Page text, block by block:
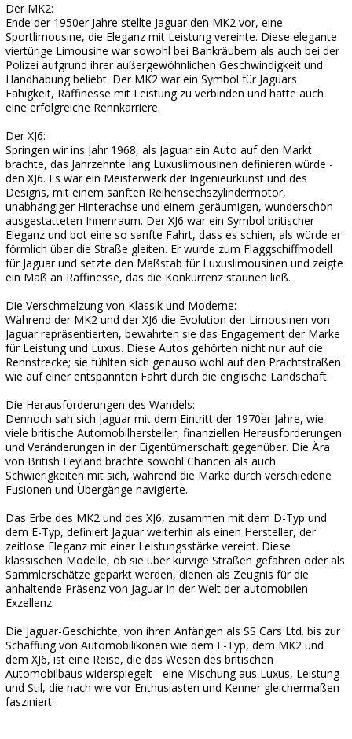
Der MK2:
Ende der 1950er Jahre stellte Jaguar den MK2 vor, eine
Sportlimousine, die Eleganz mit Leistung vereinte. Diese elegante
viertürige Limousine war sowohl bei Bankräubern als auch bei der
Polizei aufgrund ihrer außergewöhnlichen Geschwindigkeit und
Handhabung beliebt. Der MK2 war ein Symbol für Jaguars
Fähigkeit, Raffinesse mit Leistung zu verbinden und hatte auch
eine erfolgreiche Rennkarriere.
Der XJ6:
Springen wir ins Jahr 1968, als Jaguar ein Auto auf den Markt
brachte, das Jahrzehnte lang Luxuslimousinen definieren würde -
den XJ6. Es war ein Meisterwerk der Ingenieurkunst und des
Designs, mit einem sanften Reihensechszylindermotor,
unabhängiger Hinterachse und einem geräumigen, wunderschön
ausgestatteten Innenraum. Der XJ6 war ein Symbol britischer
Eleganz und bot eine so sanfte Fahrt, dass es schien, als würde er
förmlich über die Straße gleiten. Er wurde zum Flaggschiffmodell
für Jaguar und setzte den Maßstab für Luxuslimousinen und zeigte
ein Maß an Raffinesse, das die Konkurrenz staunen ließ.
Die Verschmelzung von Klassik und Moderne:
Während der MK2 und der XJ6 die Evolution der Limousinen von
Jaguar repräsentierten, bewahrten sie das Engagement der Marke
für Leistung und Luxus. Diese Autos gehörten nicht nur auf die
Rennstrecke; sie fühlten sich genauso wohl auf den Prachtstraßen
wie auf einer entspannten Fahrt durch die englische Landschaft.
Die Herausforderungen des Wandels:
Dennoch sah sich Jaguar mit dem Eintritt der 1970er Jahre, wie
viele britische Automobilhersteller, finanziellen Herausforderungen
und Veränderungen in der Eigentümerschaft gegenüber. Die Ära
von British Leyland brachte sowohl Chancen als auch
Schwierigkeiten mit sich, während die Marke durch verschiedene
Fusionen und Übergänge navigierte.
Das Erbe des MK2 und des XJ6, zusammen mit dem D-Typ und
dem E-Typ, definiert Jaguar weiterhin als einen Hersteller, der
zeitlose Eleganz mit einer Leistungsstärke vereint. Diese
klassischen Modelle, ob sie über kurvige Straßen gefahren oder als
Sammlerschätze geparkt werden, dienen als Zeugnis für die
anhaltende Präsenz von Jaguar in der Welt der automobilen
Exzellenz.
Die Jaguar-Geschichte, von ihren Anfängen als SS Cars Ltd. bis zur
Schaffung von Automobilikonen wie dem E-Typ, dem MK2 und
dem XJ6, ist eine Reise, die das Wesen des britischen
Automobilbaus widerspiegelt - eine Mischung aus Luxus, Leistung
und Stil, die nach wie vor Enthusiasten und Kenner gleichermaßen
fasziniert.